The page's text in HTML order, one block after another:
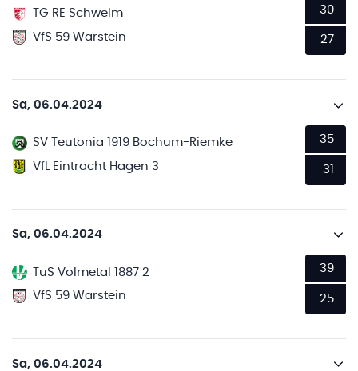
TG RE Schwelm
VfS 59 Warstein
30
27
Sa, 06.04.2024
SV Teutonia 1919 Bochum-Riemke
VfL Eintracht Hagen 3
35
31
Sa, 06.04.2024
TuS Volmetal 1887 2
VfS 59 Warstein
39
25
Sa, 06.04.2024